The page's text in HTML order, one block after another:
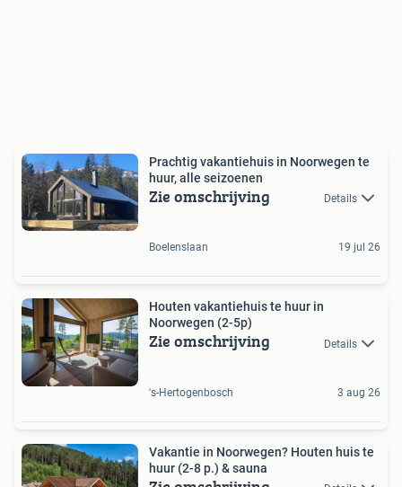
Prachtig vakantiehuis in Noorwegen te
huur, alle seizoenen
Zie omschrijving Details
Boelenslaan 19 jul 26
Houten vakantiehuis te huur in
Noorwegen (2-5p)
Zie omschrijving Details
's-Hertogenbosch 3 aug 26
Vakantie in Noorwegen? Houten huis te
huur (2-8 p.) & sauna